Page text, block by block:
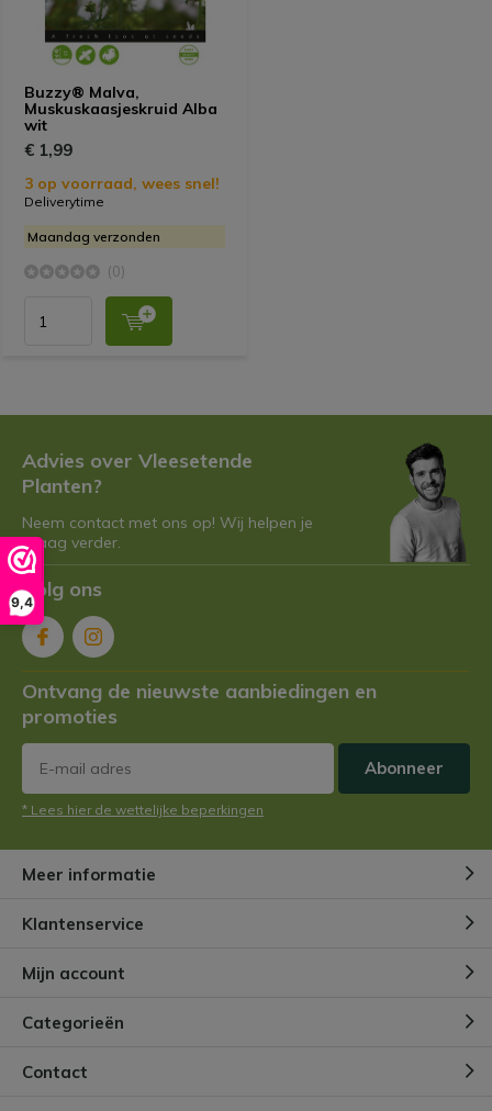
9,4
Buzzy® Malva,
Muskuskaasjeskruid Alba
wit
€ 1,99
3 op voorraad, wees snel!
Deliverytime
Maandag verzonden
(0)
Advies over Vleesetende
Planten?
Neem contact met ons op! Wij helpen je
graag verder.
Volg ons
Ontvang de nieuwste aanbiedingen en
promoties
Abonneer
* Lees hier de wettelijke beperkingen
Meer informatie
Klantenservice
Mijn account
Categorieën
Contact